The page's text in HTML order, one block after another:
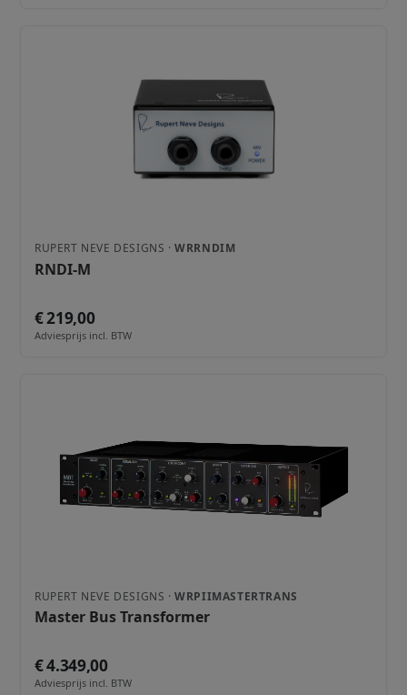
RUPERT NEVE DESIGNS ·WRRNDIM
RNDI-M
€ 219,00
Adviesprijs incl. BTW
RUPERT NEVE DESIGNS ·WRPIIMASTERTRANS
Master Bus Transformer
€ 4.349,00
Adviesprijs incl. BTW